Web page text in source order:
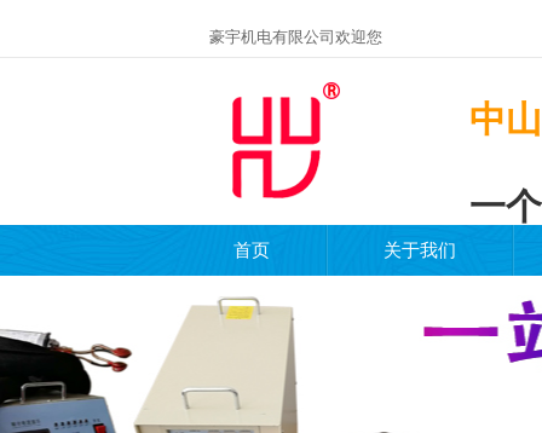
豪宇机电有限公司欢迎您
中
一
首页 关于我们